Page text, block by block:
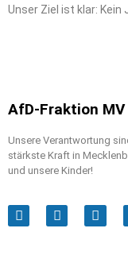
Unser Ziel ist klar: Kein
AfD-Fraktion MV
Unsere Verantwortung
stärkste Kraft in
und unsere Kinder!